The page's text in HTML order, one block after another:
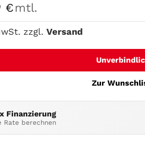
€mtl.
zzgl. Versand
Zur
Finanzierung
berechnen